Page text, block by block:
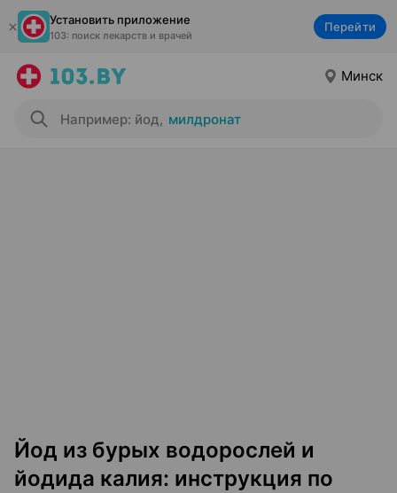
Установить приложение
103: поиск лекарств и врачей
Перейти
Минск
Например: йод, милдронат
Йод из бурых водорослей и
йодида калия: инструкция по